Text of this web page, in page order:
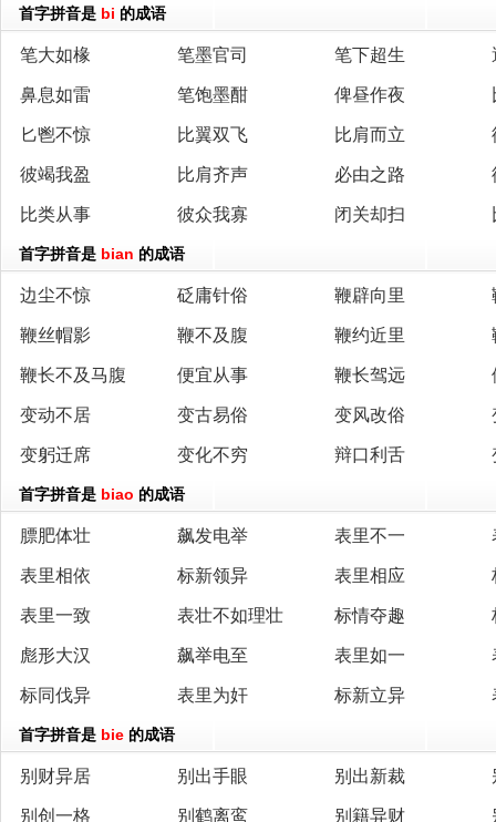
首字拼音是 bi 的成语
笔大如椽 笔墨官司 笔下超生
鼻息如雷 笔饱墨酣 俾昼作夜
匕鬯不惊 比翼双飞 比肩而立
彼竭我盈 比肩齐声 必由之路
比类从事 彼众我寡 闭关却扫
首字拼音是 bian 的成语
边尘不惊 砭庸针俗 鞭辟向里
鞭丝帽影 鞭不及腹 鞭约近里
鞭长不及马腹 便宜从事 鞭长驾远
变动不居 变古易俗 变风改俗
变躬迁席 变化不穷 辩口利舌
首字拼音是 biao 的成语
膘肥体壮 飙发电举 表里不一
表里相依 标新领异 表里相应
表里一致 表壮不如理壮 标情夺趣
彪形大汉 飙举电至 表里如一
标同伐异 表里为奸 标新立异
首字拼音是 bie 的成语
别财异居 别出手眼 别出新裁
别创一格 别鹤离鸾 别籍异财